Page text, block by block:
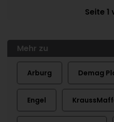
Seite 1
Mehr zu
Arburg Demag
Engel